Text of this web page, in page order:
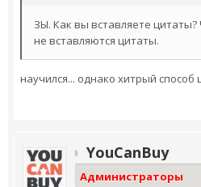
ЗЫ. Как вы вставляете
не вставляются цитаты.
научился... однако хитрый способ
YouCanBuy
Администраторы